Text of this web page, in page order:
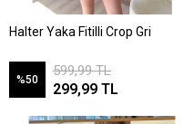
Halter Yaka Fitilli Crop Gri
%50
599,99 TL
299,99 TL